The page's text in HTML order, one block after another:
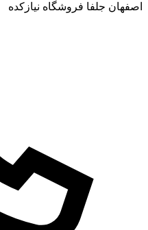
اصفهان جلفا فروشگاه نیازکده